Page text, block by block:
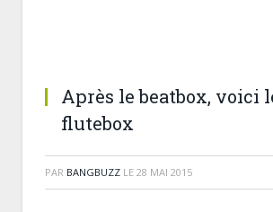
Après le beatbox, voici
flutebox
PAR BANGBUZZ LE 28 MAI 2015